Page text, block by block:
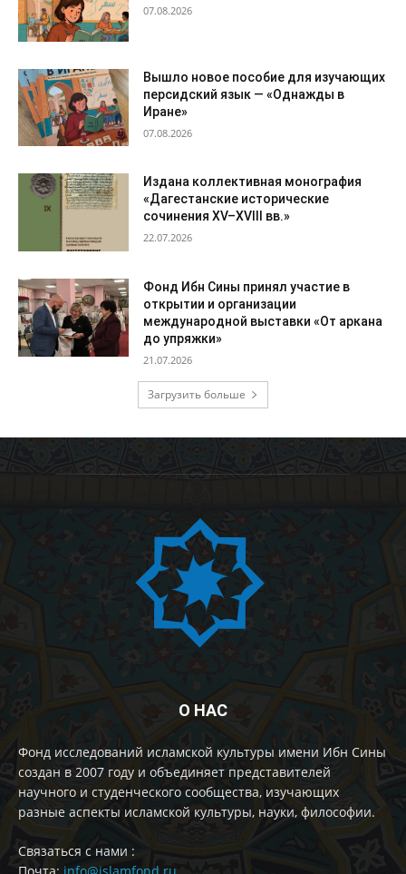
07.08.2026
Вышло новое пособие для изучающих
персидский язык — «Однажды в
Иране»
07.08.2026
Издана коллективная монография
«Дагестанские исторические
сочинения XV–XVIII вв.»
22.07.2026
Фонд Ибн Сины принял участие в
открытии и организации
международной выставки «От аркана
до упряжки»
21.07.2026
Загрузить больше
О НАС
Фонд исследований исламской культуры имени Ибн Сины
создан в 2007 году и объединяет представителей
научного и студенческого сообщества, изучающих
разные аспекты исламской культуры, науки, философии.
Cвязаться с нами :